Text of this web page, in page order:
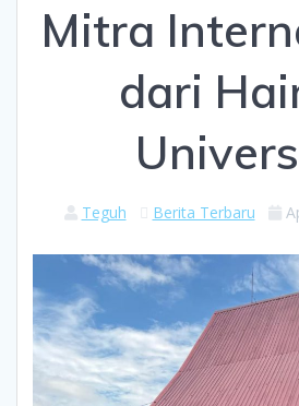
Mitra
dari
Teguh Berita Terbaru